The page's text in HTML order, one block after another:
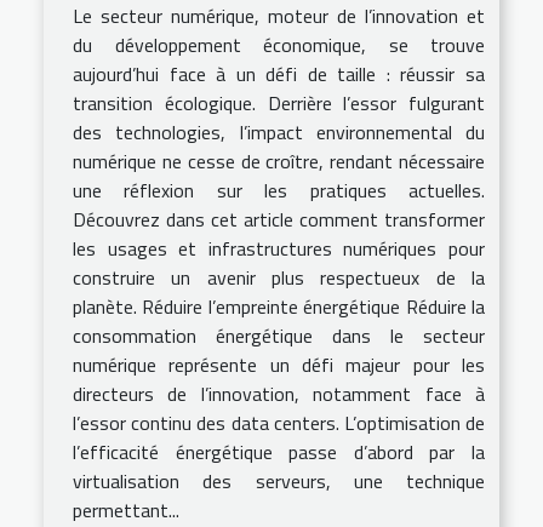
Le secteur numérique, moteur de l’innovation et
du développement économique, se trouve
aujourd’hui face à un défi de taille : réussir sa
transition écologique. Derrière l’essor fulgurant
des technologies, l’impact environnemental du
numérique ne cesse de croître, rendant nécessaire
une réflexion sur les pratiques actuelles.
Découvrez dans cet article comment transformer
les usages et infrastructures numériques pour
construire un avenir plus respectueux de la
planète. Réduire l’empreinte énergétique Réduire la
consommation énergétique dans le secteur
numérique représente un défi majeur pour les
directeurs de l’innovation, notamment face à
l’essor continu des data centers. L’optimisation de
l’efficacité énergétique passe d’abord par la
virtualisation des serveurs, une technique
permettant...